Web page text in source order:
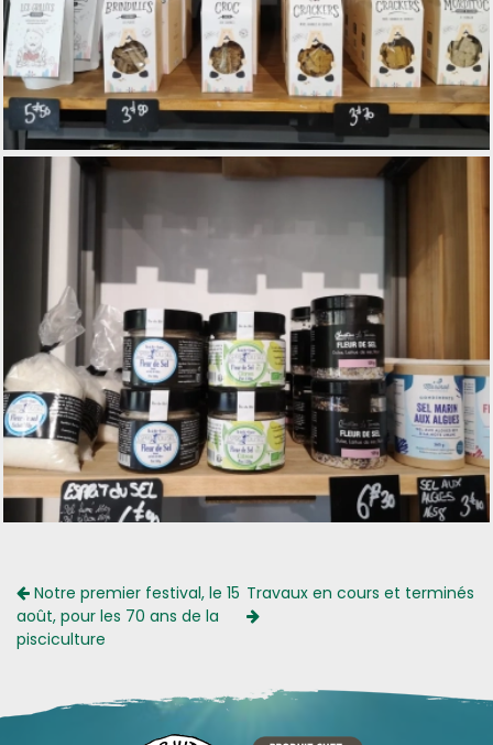
Notre premier festival, le 15
août, pour les 70 ans de la
pisciculture
Travaux en cours et terminés